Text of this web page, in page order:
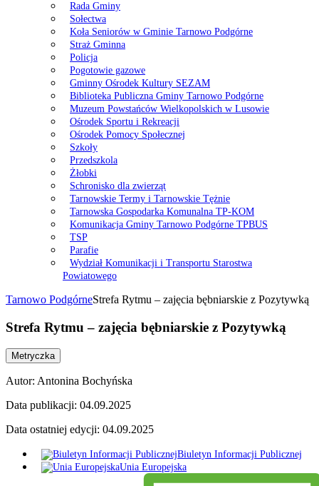
Rada Gminy
Sołectwa
Koła Seniorów w Gminie Tarnowo Podgórne
Straż Gminna
Policja
Pogotowie gazowe
Gminny Ośrodek Kultury SEZAM
Biblioteka Publiczna Gminy Tarnowo Podgórne
Muzeum Powstańców Wielkopolskich w Lusowie
Ośrodek Sportu i Rekreacji
Ośrodek Pomocy Społecznej
Szkoły
Przedszkola
Żłobki
Schronisko dla zwierząt
Tarnowskie Termy i Tarnowskie Tężnie
Tarnowska Gospodarka Komunalna TP-KOM
Komunikacja Gminy Tarnowo Podgórne TPBUS
TSP
Parafie
Wydział Komunikacji i Transportu Starostwa
Powiatowego
Tarnowo PodgórneStrefa Rytmu – zajęcia bębniarskie z Pozytywką
Strefa Rytmu – zajęcia bębniarskie z Pozytywką
Metryczka
Autor: Antonina Bochyńska
Data publikacji: 04.09.2025
Data ostatniej edycji: 04.09.2025
Biuletyn Informacji Publicznej
Unia Europejska